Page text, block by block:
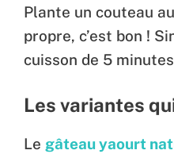
Plante un couteau
propre, c’est bon !
cuisson de 5
Les variantes
Le gâteau yaourt